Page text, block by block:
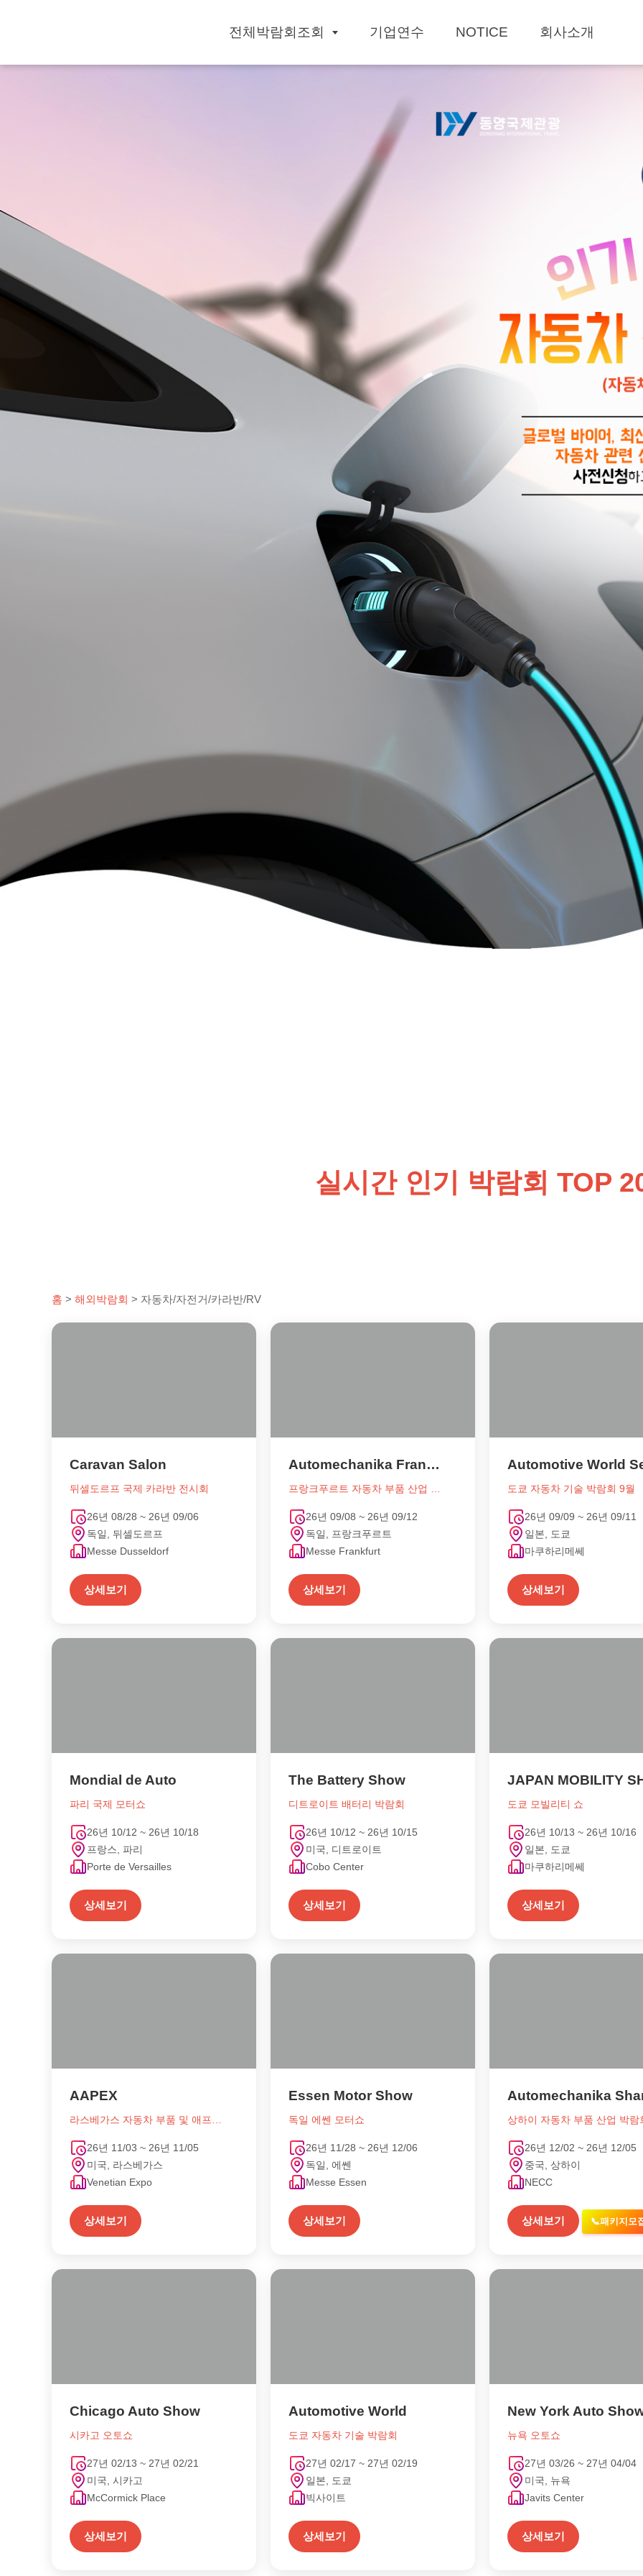
전체박람회조회 기업연수 NOTICE 회사소개
실시간 인기 박람회 TOP
홈 > 해외박람회 > 자동차/자전거/카라반/RV
Caravan Salon
뒤셀도르프 국제 카라반 전시회
26년 08/28 ~ 26년 09/06
독일, 뒤셀도르프
Messe Dusseldorf
상세보기
Automechanika Frankfurt
26년 09/08 ~ 26년 09/12
독일, 프랑크푸르트
Messe Frankfurt
상세보기
도쿄 자동차 기술 박람회 9월
26년 09/09 ~ 26년 09/11
일본, 도쿄
마쿠하리메쎄
상세보기
Mondial de Auto
파리 국제 모터쇼
26년 10/12 ~ 26년 10/18
프랑스, 파리
Porte de Versailles
상세보기
The Battery Show
디트로이트 배터리 박람회
26년 10/12 ~ 26년 10/15
미국, 디트로이트
Cobo Center
상세보기
도쿄 모빌리티 쇼
26년 10/13 ~ 26년 10/16
일본, 도쿄
마쿠하리메쎄
상세보기
AAPEX
26년 11/03 ~ 26년 11/05
미국, 라스베가스
Venetian Expo
상세보기
Essen Motor Show
독일 에쎈 모터쇼
26년 11/28 ~ 26년 12/06
독일, 에쎈
Messe Essen
상세보기
상하이 자동차 부품 산업 박람
26년 12/02 ~ 26년 12/05
중국, 상하이
NECC
상세보기 📞패키지모
Chicago Auto Show
시카고 오토쇼
27년 02/13 ~ 27년 02/21
미국, 시카고
McCormick Place
상세보기
Automotive World
도쿄 자동차 기술 박람회
27년 02/17 ~ 27년 02/19
일본, 도쿄
빅사이트
상세보기
New York Auto
뉴욕 오토쇼
27년 03/26 ~ 27년 04/04
미국, 뉴욕
Javits Center
상세보기